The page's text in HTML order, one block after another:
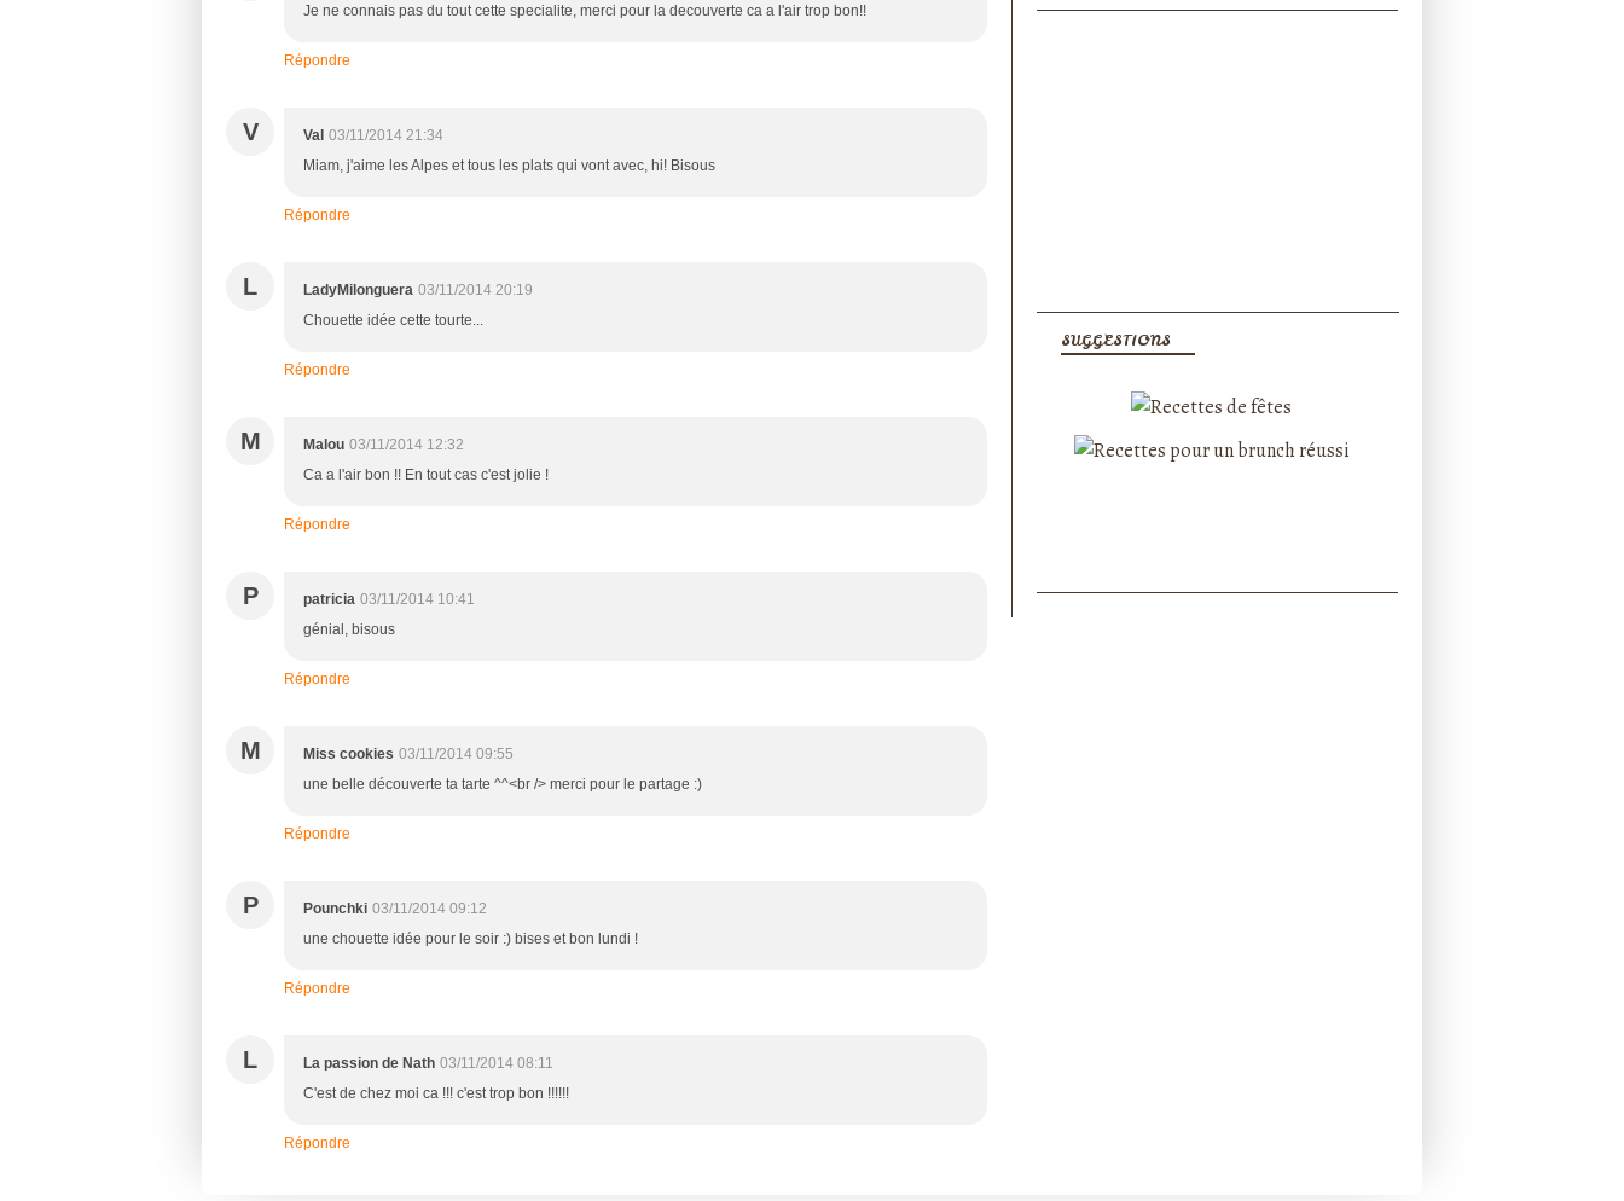
Je ne connais pas du tout cette specialite, merci pour la decouverte ca a l'air trop bon!!
Répondre
V Val 03/11/2014 21:34
Miam, j'aime les Alpes et tous les plats qui vont avec, hi! Bisous
Répondre
L LadyMilonguera 03/11/2014 20:19
Chouette idée cette tourte...
Répondre
M Malou 03/11/2014 12:32
Ca a l'air bon !! En tout cas c'est jolie !
Répondre
P patricia 03/11/2014 10:41
génial, bisous
Répondre
M Miss cookies 03/11/2014 09:55
une belle découverte ta tarte ^^<br /> merci pour le partage :)
Répondre
P Pounchki 03/11/2014 09:12
une chouette idée pour le soir :) bises et bon lundi !
Répondre
L La passion de Nath 03/11/2014 08:11
C'est de chez moi ca !!! c'est trop bon !!!!!!
Répondre
SUGGESTIONS